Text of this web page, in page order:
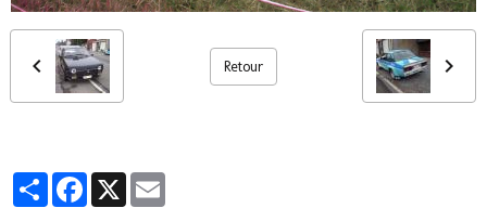
Retour
PartagerFacebook
X